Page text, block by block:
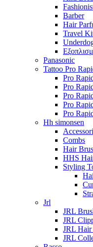
Barber
Hair
Travel
Panasonic
Tattoo Pro
Pro
Pro
Pro
Pro
Pro
Hh simonsen
Combs
Hair
HHS
Styling
Jrl
JRL
JRL
JRL
JRL